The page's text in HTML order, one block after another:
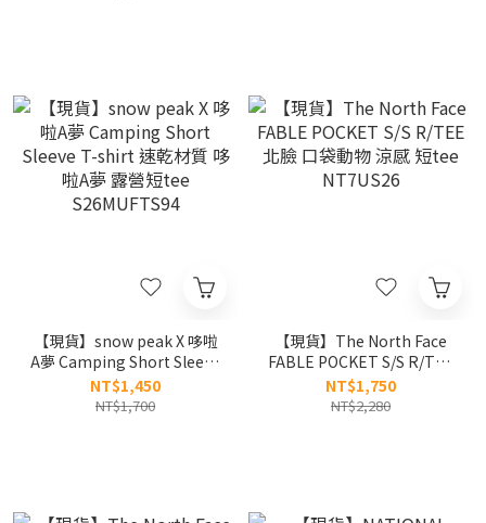
【現貨】snow peak X 哆啦
A夢 Camping Short Sleeve
營短tee S26MUFTS94
NT$1,450
NT$1,700
【現貨】The North Face
FABLE POCKET S/S R/TEE
北臉 口袋動物 涼感 短tee
NT7US26
NT$1,750
NT$2,280